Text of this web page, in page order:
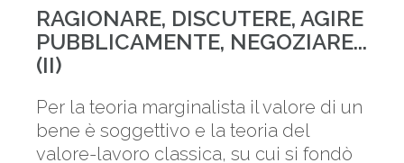
RAGIONARE, DISCUTERE, AGIRE
PUBBLICAMENTE, NEGOZIARE...
(II)
Per la teoria marginalista il valore di un
bene è soggettivo e la teoria del
valore-lavoro classica, su cui si fondò